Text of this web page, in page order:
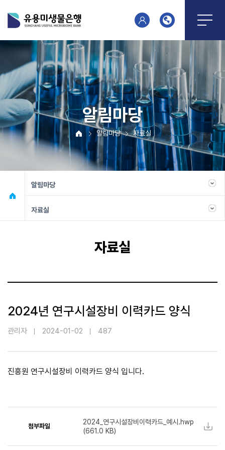
알림마당
알림마당 자료실
알림마당
자료실
자료실
2024년 연구시설장비 이력카드 양식
관리자 2024-01-02 487
진흥원 연구시설장비 이력카드 양식 입니다.
첨부파일
2024_연구시설장비이력카드_예시.hwp
(661.0 KB)